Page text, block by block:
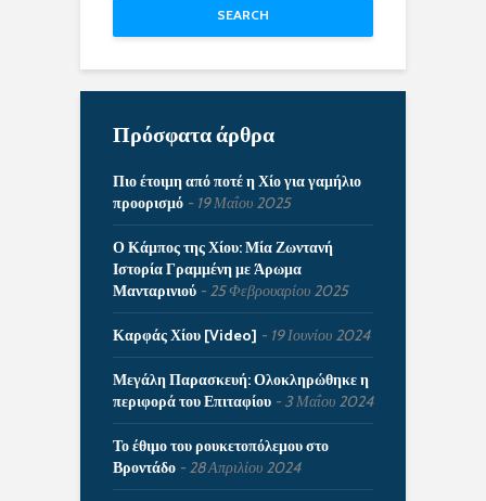
SEARCH
Πρόσφατα άρθρα
Πιο έτοιμη από ποτέ η Χίο για γαμήλιο
προορισμό
19 Μαΐου 2025
Ο Κάμπος της Χίου: Μία Ζωντανή
Ιστορία Γραμμένη με Άρωμα
Μανταρινιού
25 Φεβρουαρίου 2025
Καρφάς Χίου [Video] 19 Ιουνίου 2024
Μεγάλη Παρασκευή: Ολοκληρώθηκε η
περιφορά του Επιταφίου
3 Μαΐου 2024
Το έθιμο του ρουκετοπόλεμου στο
Βροντάδο
28 Απριλίου 2024